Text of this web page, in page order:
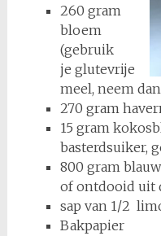
260 gram
bloem
(gebruik
je glutevrije
meel, neem
270 gram
15 gram
basterdsuiker,
800 gram
of ontdooid uit
sap van 1/2
Bakpapier